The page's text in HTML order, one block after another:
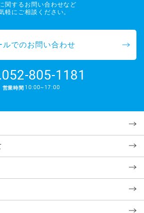
関するお問い合わせなど
軽にご相談ください。
ルでのお問い合わせ
052-805-1181
営業時間 10:00~17:00